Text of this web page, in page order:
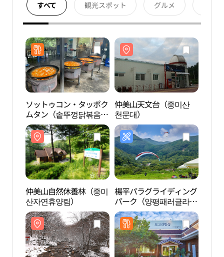
すべて 観光スポット グルメ
ソットゥコン・タッポク
ムタン（솥뚜껑닭볶음
탕）
仲美山天文台（중미산
천문대）
仲美山自然休養林（중미
산자연휴양림）
楊平パラグライディング
パーク（양평패러글라이
딩파크）